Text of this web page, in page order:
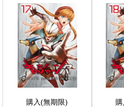
購入(無期限)